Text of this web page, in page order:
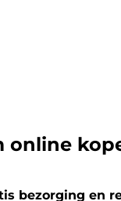
online
bezorging en